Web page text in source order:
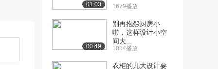
01:03 1679播放
00:49
别再抱怨厨房小
啦，这样设计小空
间大...
1034播放
衣柜的几大设计要